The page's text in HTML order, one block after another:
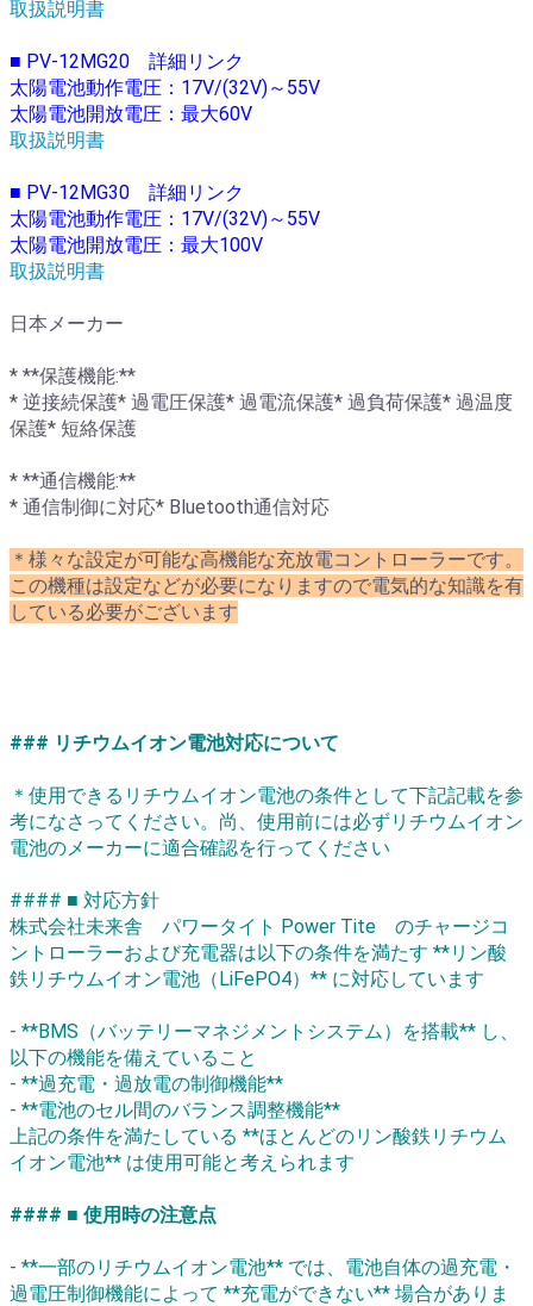
取扱説明書
■ PV-12MG20 詳細リンク
太陽電池動作電圧：17V/(32V)～55V
太陽電池開放電圧：最大60V
取扱説明書
■ PV-12MG30 詳細リンク
太陽電池動作電圧：17V/(32V)～55V
太陽電池開放電圧：最大100V
取扱説明書
日本メーカー
* **保護機能:**
* 逆接続保護* 過電圧保護* 過電流保護* 過負荷保護* 過温度
保護* 短絡保護
* **通信機能:**
* 通信制御に対応* Bluetooth通信対応
＊様々な設定が可能な高機能な充放電コントローラーです。
この機種は設定などが必要になりますので電気的な知識を有
している必要がございます
### リチウムイオン電池対応について
＊使用できるリチウムイオン電池の条件として下記記載を参
考になさってください。尚、使用前には必ずリチウムイオン
電池のメーカーに適合確認を行ってください
#### ■ 対応方針
株式会社未来舎 パワータイト Power Tite のチャージコ
ントローラーおよび充電器は以下の条件を満たす **リン酸
鉄リチウムイオン電池（LiFePO4）** に対応しています
- **BMS（バッテリーマネジメントシステム）を搭載** し、
以下の機能を備えていること
- **過充電・過放電の制御機能**
- **電池のセル間のバランス調整機能**
上記の条件を満たしている **ほとんどのリン酸鉄リチウム
イオン電池** は使用可能と考えられます
#### ■ 使用時の注意点
- **一部のリチウムイオン電池** では、電池自体の過充電・
過電圧制御機能によって **充電ができない** 場合がありま